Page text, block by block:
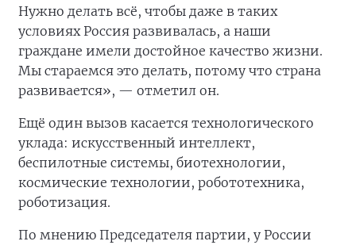
Нужно делать всё, чтобы даже в таких
условиях Россия развивалась, а наши
граждане имели достойное качество жизни.
Мы стараемся это делать, потому что страна
развивается», — отметил он.
Ещё один вызов касается технологического
уклада: искусственный интеллект,
беспилотные системы, биотехнологии,
космические технологии, робототехника,
роботизация.
По мнению Председателя партии, у России